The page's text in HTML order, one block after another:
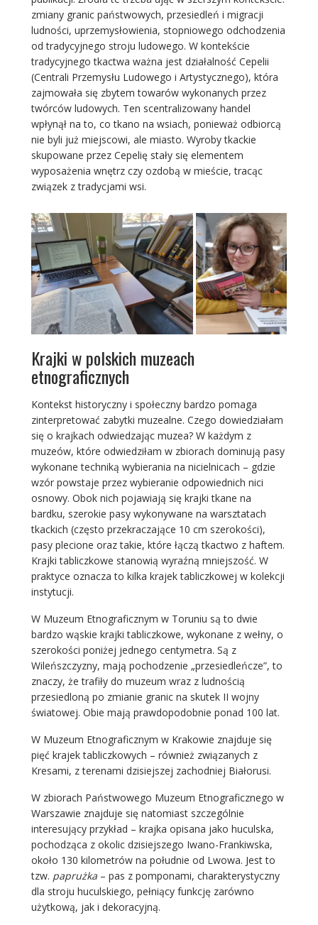
zmiany granic państwowych, przesiedleń i migracji
ludności, uprzemysłowienia, stopniowego odchodzenia
od tradycyjnego stroju ludowego. W kontekście
tradycyjnego tkactwa ważna jest działalność Cepelii
(Centrali Przemysłu Ludowego i Artystycznego), która
zajmowała się zbytem towarów wykonanych przez
twórców ludowych. Ten scentralizowany handel
wpłynął na to, co tkano na wsiach, ponieważ odbiorcą
nie byli już miejscowi, ale miasto. Wyroby tkackie
skupowane przez Cepelię stały się elementem
wyposażenia wnętrz czy ozdobą w mieście, tracąc
związek z tradycjami wsi.
Krajki w polskich muzeach
etnograficznych
Kontekst historyczny i społeczny bardzo pomaga
zinterpretować zabytki muzealne. Czego dowiedziałam
się o krajkach odwiedzając muzea? W każdym z
muzeów, które odwiedziłam w zbiorach dominują pasy
wykonane techniką wybierania na nicielnicach – gdzie
wzór powstaje przez wybieranie odpowiednich nici
osnowy. Obok nich pojawiają się krajki tkane na
bardku, szerokie pasy wykonywane na warsztatach
tkackich (często przekraczające 10 cm szerokości),
pasy plecione oraz takie, które łączą tkactwo z haftem.
Krajki tabliczkowe stanowią wyraźną mniejszość. W
praktyce oznacza to kilka krajek tabliczkowej w kolekcji
instytucji.
W Muzeum Etnograficznym w Toruniu są to dwie
bardzo wąskie krajki tabliczkowe, wykonane z wełny, o
szerokości poniżej jednego centymetra. Są z
Wileńszczyzny, mają pochodzenie „przesiedleńcze”, to
znaczy, że trafiły do muzeum wraz z ludnością
przesiedloną po zmianie granic na skutek II wojny
światowej. Obie mają prawdopodobnie ponad 100 lat.
W Muzeum Etnograficznym w Krakowie znajduje się
pięć krajek tabliczkowych – również związanych z
Kresami, z terenami dzisiejszej zachodniej Białorusi.
W zbiorach Państwowego Muzeum Etnograficznego w
Warszawie znajduje się natomiast szczególnie
interesujący przykład – krajka opisana jako huculska,
pochodząca z okolic dzisiejszego Iwano-Frankiwska,
około 130 kilometrów na południe od Lwowa. Jest to
tzw. paprużka– pas z pomponami, charakterystyczny
dla stroju huculskiego, pełniący funkcję zarówno
użytkową, jak i dekoracyjną.